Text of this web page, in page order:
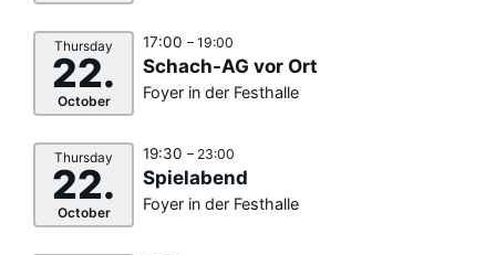
Thursday
22.
October
17:00 – 19:00
Schach-AG vor Ort
Foyer in der Festhalle
Thursday
22.
October
19:30 – 23:00
Spielabend
Foyer in der Festhalle